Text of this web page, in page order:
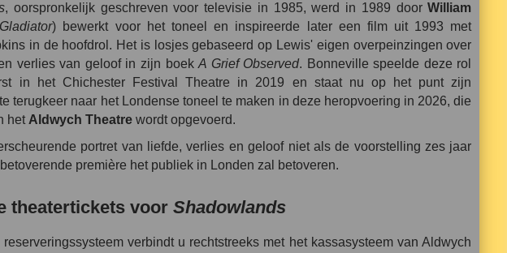
, oorspronkelijk geschreven voor televisie in 1985, werd in 1989 doorWilliam
Gladiator) bewerkt voor het toneel en inspireerde later een film uit 1993 met
in de hoofdrol. Het is losjes gebaseerd op Lewis' eigen overpeinzingen over
verlies van geloof in zijn boekA Grief Observed. Bonneville speelde deze rol
in het Chichester Festival Theatre in 2019 en staat nu op het punt zijn
terugkeer naar het Londense toneel te maken in deze heropvoering in 2026, die
het Aldwych Theatre wordt opgevoerd.
portret van liefde, verlies en geloof niet als de voorstelling zes jaar
première het publiek in Londen zal betoveren.
theatertickets voorShadowlands
verbindt u rechtstreeks met het kassasysteem van Aldwych